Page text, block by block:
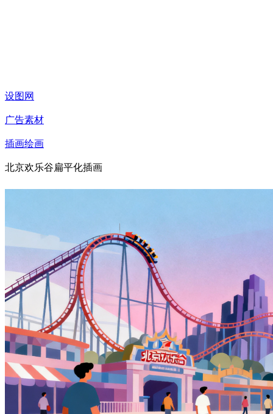
设图网
广告素材
插画绘画
北京欢乐谷扁平化插画